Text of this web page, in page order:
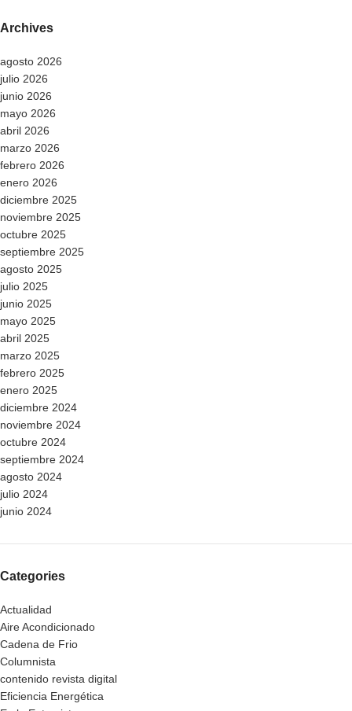
Archives
agosto 2026
julio 2026
junio 2026
mayo 2026
abril 2026
marzo 2026
febrero 2026
enero 2026
diciembre 2025
noviembre 2025
octubre 2025
septiembre 2025
agosto 2025
julio 2025
junio 2025
mayo 2025
abril 2025
marzo 2025
febrero 2025
enero 2025
diciembre 2024
noviembre 2024
octubre 2024
septiembre 2024
agosto 2024
julio 2024
junio 2024
Categories
Actualidad
Aire Acondicionado
Cadena de Frio
Columnista
contenido revista digital
Eficiencia Energética